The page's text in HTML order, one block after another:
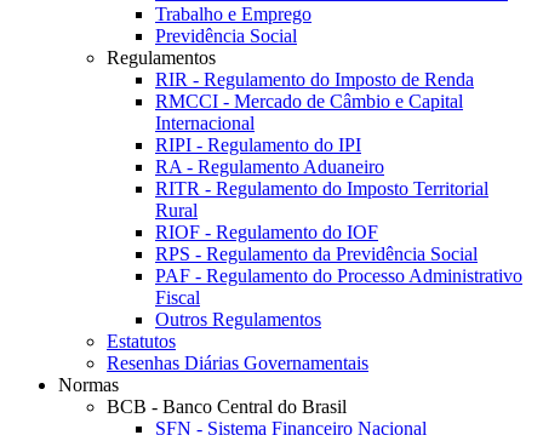
Trabalho e Emprego
Previdência Social
Regulamentos
RIR - Regulamento do Imposto de Renda
RMCCI - Mercado de Câmbio e Capital
Internacional
RIPI - Regulamento do IPI
RA - Regulamento Aduaneiro
RITR - Regulamento do Imposto Territorial
Rural
RIOF - Regulamento do IOF
RPS - Regulamento da Previdência Social
PAF - Regulamento do Processo Administrativo
Fiscal
Outros Regulamentos
Estatutos
Resenhas Diárias Governamentais
Normas
BCB - Banco Central do Brasil
SFN - Sistema Financeiro Nacional